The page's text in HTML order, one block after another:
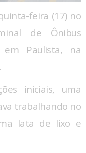
feira (17) no
de Ônibus
em Paulista, na
iniciais, uma
trabalhando no
lata de lixo e